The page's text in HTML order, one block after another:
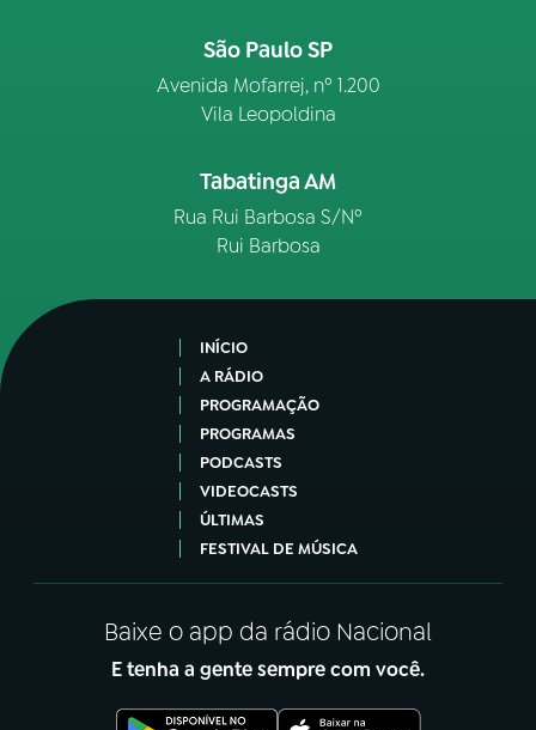
São Paulo SP
Avenida Mofarrej, nº 1.200
Vila Leopoldina
Tabatinga AM
Rua Rui Barbosa S/Nº
Rui Barbosa
INÍCIO
A RÁDIO
PROGRAMAÇÃO
PROGRAMAS
PODCASTS
VIDEOCASTS
ÚLTIMAS
FESTIVAL DE MÚSICA
Baixe o app da rádio Nacional
E tenha a gente sempre com você.